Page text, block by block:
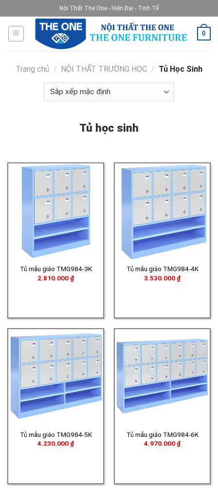
to
content
Nội Thất The One - Hiện Đại - Tinh Tế
0
Trang chủ / NỘI THẤT TRƯỜNG HỌC / Tủ Học Sinh
Tủ học sinh
Tủ mẫu giáo TMG984-3K
2.810.000 ₫
Tủ mẫu giáo TMG984-4K
3.530.000 ₫
Tủ mẫu giáo TMG984-5K
4.230.000 ₫
Tủ mẫu giáo TMG984-6K
4.970.000 ₫